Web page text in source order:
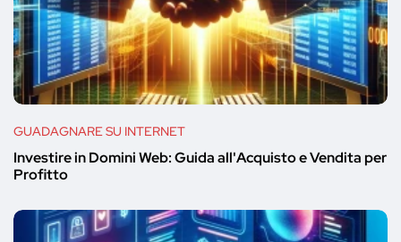
GUADAGNARE SU INTERNET
Investire in Domini Web: Guida all'Acquisto e Vendita per
Profitto